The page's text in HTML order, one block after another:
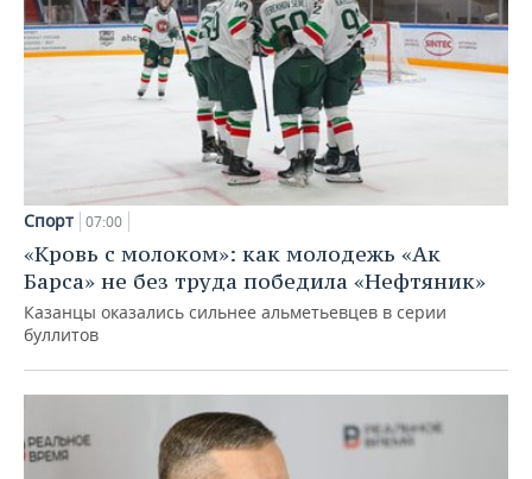
Спорт 07:00
«Кровь с молоком»: как молодежь «Ак
Барса» не без труда победила «Нефтяник»
Казанцы оказались сильнее альметьевцев в серии
буллитов